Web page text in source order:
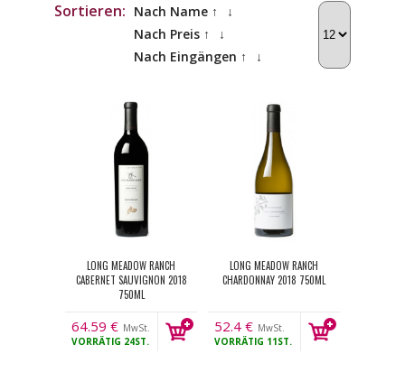
Sortieren: Nach Name ↑
↓
Nach Preis ↑
↓
Nach Eingängen ↑
↓
LONG MEADOW RANCH
CABERNET SAUVIGNON 2018
750ML
64.59 € MwSt.
VORRÄTIG 24ST.
LONG MEADOW RANCH
CHARDONNAY 2018 750ML
52.4 € MwSt.
VORRÄTIG 11ST.